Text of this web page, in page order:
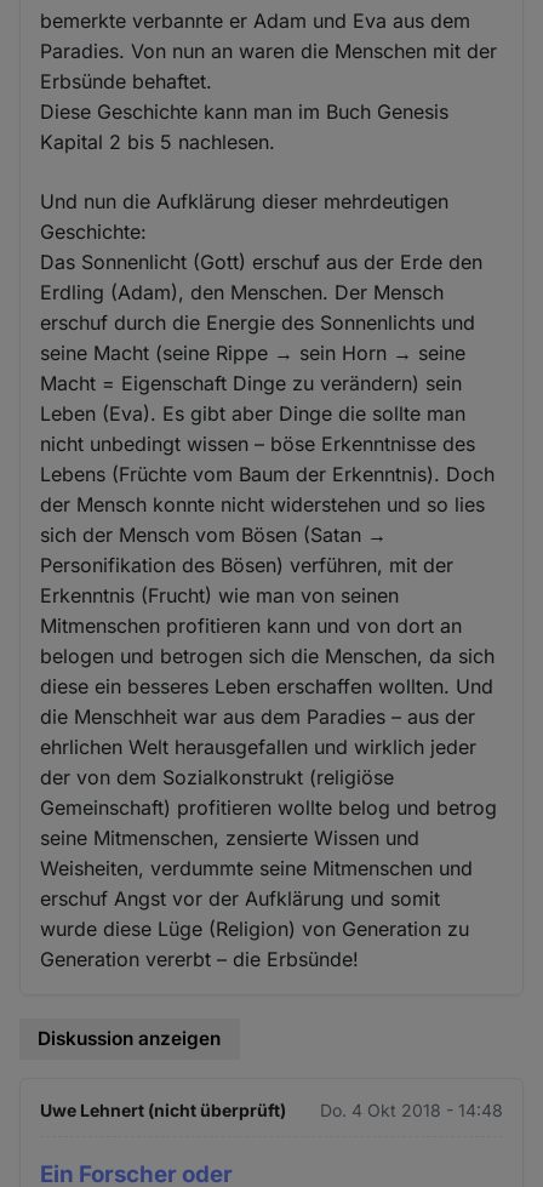
bemerkte verbannte er Adam und Eva aus dem
Paradies. Von nun an waren die Menschen mit der
Erbsünde behaftet.
Diese Geschichte kann man im Buch Genesis
Kapital 2 bis 5 nachlesen.
Und nun die Aufklärung dieser mehrdeutigen
Geschichte:
Das Sonnenlicht (Gott) erschuf aus der Erde den
Erdling (Adam), den Menschen. Der Mensch
erschuf durch die Energie des Sonnenlichts und
seine Macht (seine Rippe → sein Horn → seine
Macht = Eigenschaft Dinge zu verändern) sein
Leben (Eva). Es gibt aber Dinge die sollte man
nicht unbedingt wissen – böse Erkenntnisse des
Lebens (Früchte vom Baum der Erkenntnis). Doch
der Mensch konnte nicht widerstehen und so lies
sich der Mensch vom Bösen (Satan →
Personifikation des Bösen) verführen, mit der
Erkenntnis (Frucht) wie man von seinen
Mitmenschen profitieren kann und von dort an
belogen und betrogen sich die Menschen, da sich
diese ein besseres Leben erschaffen wollten. Und
die Menschheit war aus dem Paradies – aus der
ehrlichen Welt herausgefallen und wirklich jeder
der von dem Sozialkonstrukt (religiöse
Gemeinschaft) profitieren wollte belog und betrog
seine Mitmenschen, zensierte Wissen und
Weisheiten, verdummte seine Mitmenschen und
erschuf Angst vor der Aufklärung und somit
wurde diese Lüge (Religion) von Generation zu
Generation vererbt – die Erbsünde!
Diskussion anzeigen
Uwe Lehnert (nicht überprüft) Do. 4 Okt 2018 - 14:48
Ein Forscher oder